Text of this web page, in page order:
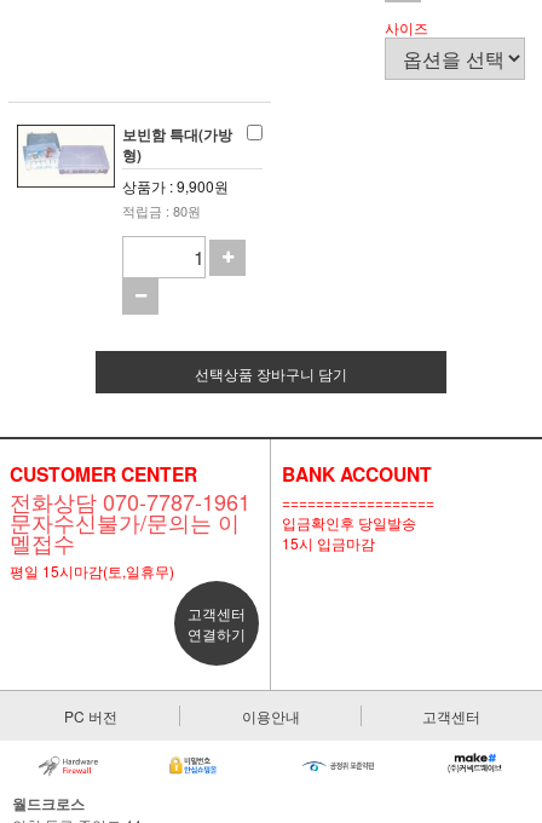
사이즈
보빈함 특대(가방
형)
상품가 : 9,900원
적립금 : 80원
선택상품 장바구니 담기
CUSTOMER CENTER
전화상담 070-7787-1961
문자수신불가/문의는 이
멜접수
평일 15시마감(토,일휴무)
고객센터
연결하기
BANK ACCOUNT
==================
입금확인후 당일발송
15시 입금마감
PC 버전 이용안내 고객센터
월드크로스